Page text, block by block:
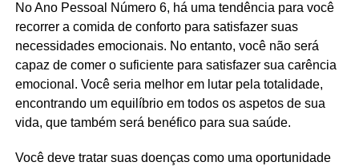
No Ano Pessoal Número 6, há uma tendência para você
recorrer a comida de conforto para satisfazer suas
necessidades emocionais. No entanto, você não será
capaz de comer o suficiente para satisfazer sua carência
emocional. Você seria melhor em lutar pela totalidade,
encontrando um equilíbrio em todos os aspetos de sua
vida, que também será benéfico para sua saúde.
Você deve tratar suas doenças como uma oportunidade